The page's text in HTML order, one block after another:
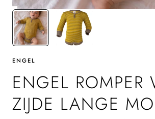
ENGEL
ENGEL ROMPER
ZIJDE LANGE